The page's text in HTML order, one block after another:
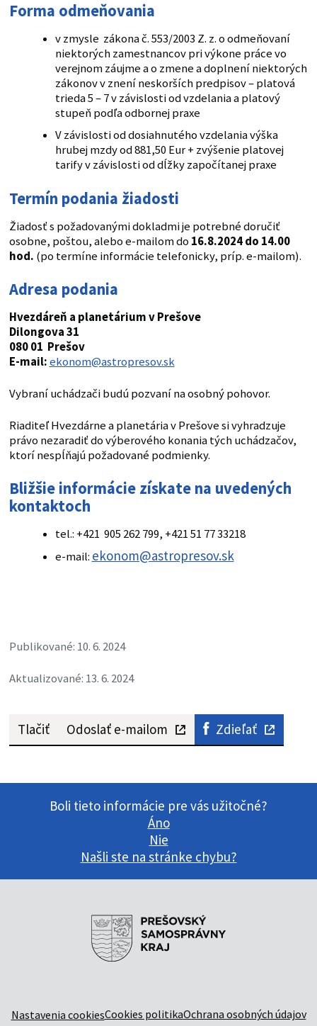
Forma odmeňovania
v zmysle zákona č. 553/2003 Z. z. o odmeňovaní
niektorých zamestnancov pri výkone práce vo
verejnom záujme a o zmene a doplnení niektorých
zákonov v znení neskorších predpisov – platová
trieda 5 – 7 v závislosti od vzdelania a platový
stupeň podľa odbornej praxe
V závislosti od dosiahnutého vzdelania výška
hrubej mzdy od 881,50 Eur + zvýšenie platovej
tarify v závislosti od dĺžky započítanej praxe
Termín podania žiadosti
Žiadosť s požadovanými dokladmi je potrebné doručiť
osobne, poštou, alebo e-mailom do 16.8.2024 do 14.00
hod. (po termíne informácie telefonicky, príp. e-mailom).
Adresa podania
Hvezdáreň a planetárium v Prešove
Dilongova 31
080 01 Prešov
E-mail:ekonom@astropresov.sk
Vybraní uchádzači budú pozvaní na osobný pohovor.
Riaditeľ Hvezdárne a planetária v Prešove si vyhradzuje
právo nezaradiť do výberového konania tých uchádzačov,
ktorí nespĺňajú požadované podmienky.
Bližšie informácie získate na uvedených
kontaktoch
tel.: +421 905 262 799, +421 51 77 33218
e-mail: ekonom@astropresov.sk
Publikované: 10. 6. 2024
Aktualizované: 13. 6. 2024
Tlačiť Odoslať e-mailom Zdieľať
Boli tieto informácie pre vás užitočné?
Áno
Nie
Našli ste na stránke chybu?
Nastavenia cookiesCookies politikaOchrana osobných údajov